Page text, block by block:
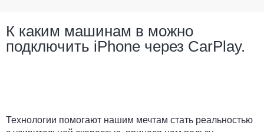
К каким машинам в можно
подключить iPhone через CarPlay.
Технологии помогают нашим мечтам стать реальностью